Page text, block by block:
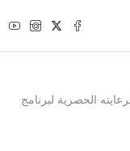
الحصرية لبرنامج